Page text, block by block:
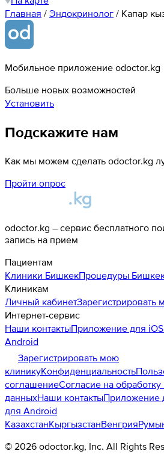
Главная / Эндокринолог / Капар
Мобильное приложение odoctor.kg
Больше новых возможностей
Установить
Подскажите нам
Как мы можем сделать odoctor.kg
Пройти опрос
odoctor.kg – сервис бесплатного
запись на прием
Пациентам
Клиники БишкекПроцедуры
Клиникам
Личный кабинетЗарегистрировать
Интернет-сервис
Наши контактыПриложение для iOS
Android
Зарегистрировать мою
клиникуКонфиденциальность
соглашениеСогласие на
данныхНаши контактыПриложение
для Android
КазахстанКыргызстанВенгрия
© 2026 odoctor.kg, Inc. All Rights